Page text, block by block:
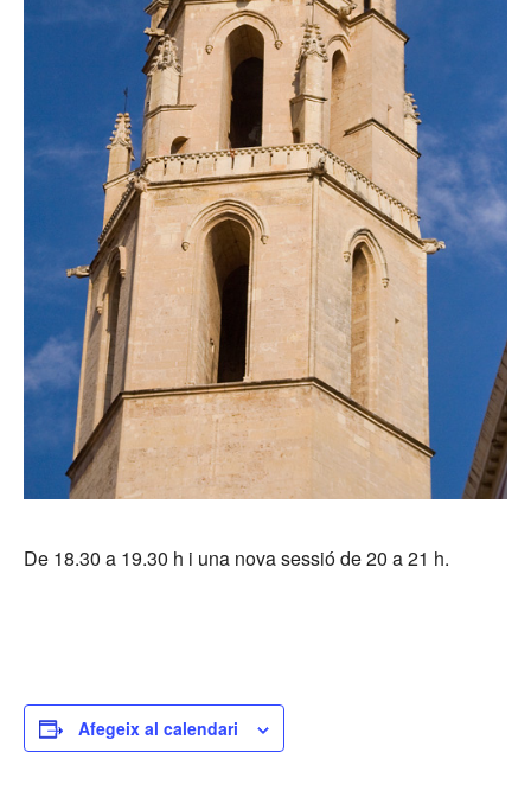
De 18.30 a 19.30 h i una nova sessió de 20 a 21 h.
Afegeix al calendari